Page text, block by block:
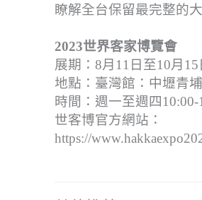
瞭解全台保留最完整的
2023世界客家博覽會
展期：8月11日至10月15
地點：臺灣館：中壢青
時間：週一至週四
世客博官方網站：
https://